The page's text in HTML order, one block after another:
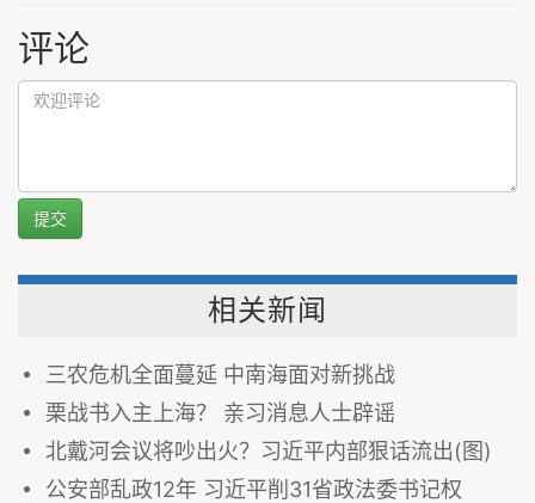
评论
提交
相关新闻
三农危机全面蔓延 中南海面对新挑战
栗战书入主上海？ 亲习消息人士辟谣
北戴河会议将吵出火？习近平内部狠话流出(图)
公安部乱政12年 习近平削31省政法委书记权